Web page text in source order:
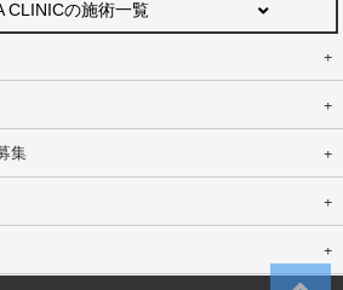
CLINICの施術一覧
集